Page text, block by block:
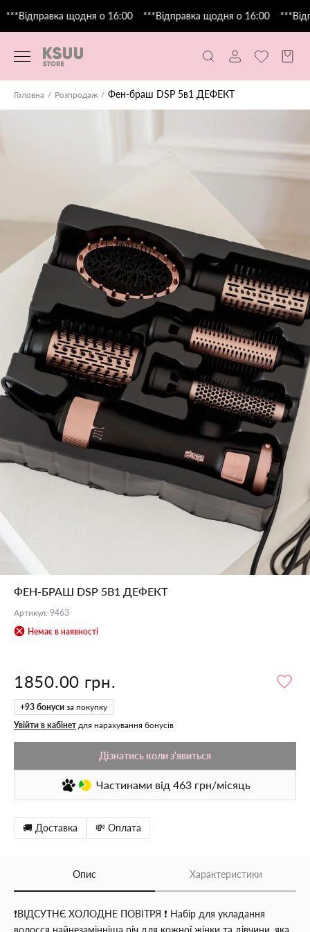
***Відправка щодня о 16:00 ***Відправка щодня о 16:00
Головна Розпродаж Фен-браш DSP 5в1 ДЕФЕКТ
ФЕН-БРАШ DSP 5В1 ДЕФЕКТ
Артикул: 9463
Немає в наявності
1850.00 грн.
+93 бонуси за покупку
Увійти в кабінет для нарахування бонусів
Дізнатись коли з'явиться
Частинами від 463 грн/місяць
🚚 Доставка 💸 Оплата
Опис Характеристики
❗️ВІДСУТНЄ ХОЛОДНЕ ПОВІТРЯ ❗️ Набір для укладання
волосся найнезамінніша річ для кожної жінки та дівчини, яка